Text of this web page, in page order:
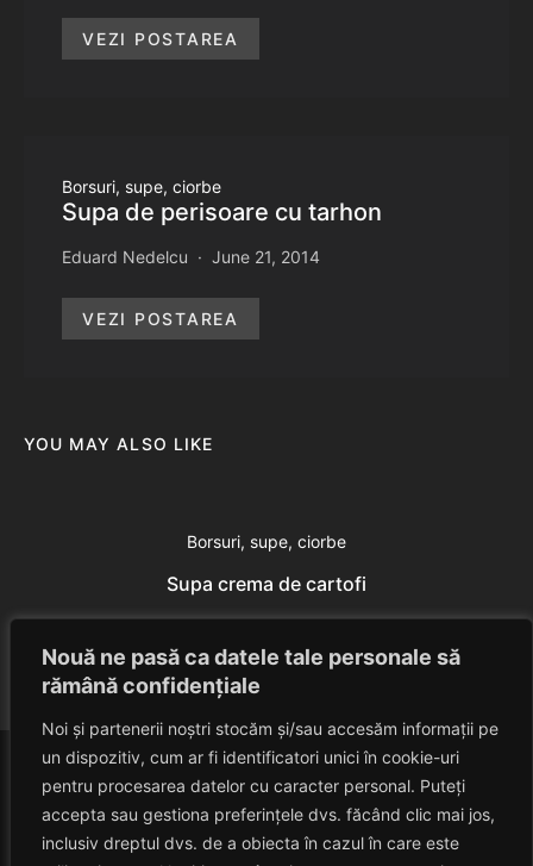
Nouă ne pasă ca datele tale personale să
rămână confidențiale
Noi și partenerii noștri stocăm și/sau accesăm informații pe
un dispozitiv, cum ar fi identificatori unici în cookie-uri
pentru procesarea datelor cu caracter personal. Puteți
accepta sau gestiona preferințele dvs. făcând clic mai jos,
inclusiv dreptul dvs. de a obiecta în cazul în care este
VEZI POSTAREA
Borsuri, supe, ciorbe
Supa de perisoare cu tarhon
Eduard Nedelcu June 21, 2014
VEZI POSTAREA
YOU MAY ALSO LIKE
Borsuri, supe, ciorbe
Supa crema de cartofi
Eduard Nedelcu July 24, 2014